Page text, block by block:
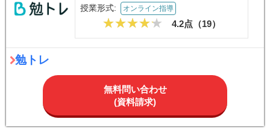
授業形式: オンライン指導
4.2点（19）
勉トレ
無料問い合わせ
(資料請求)